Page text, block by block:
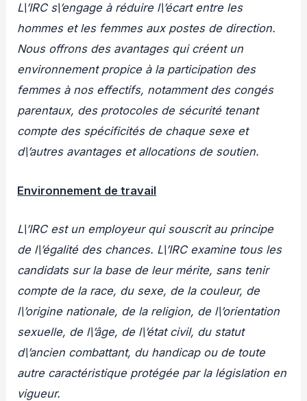
L\’IRC s\’engage à réduire l\’écart entre les
hommes et les femmes aux postes de direction.
Nous offrons des avantages qui créent un
environnement propice à la participation des
femmes à nos effectifs, notamment des congés
parentaux, des protocoles de sécurité tenant
compte des spécificités de chaque sexe et
d\’autres avantages et allocations de soutien.
Environnement de travail
L\’IRC est un employeur qui souscrit au principe
de l\’égalité des chances. L\’IRC examine tous les
candidats sur la base de leur mérite, sans tenir
compte de la race, du sexe, de la couleur, de
l\’origine nationale, de la religion, de l\’orientation
sexuelle, de l\’âge, de l\’état civil, du statut
d\’ancien combattant, du handicap ou de toute
autre caractéristique protégée par la législation en
vigueur.